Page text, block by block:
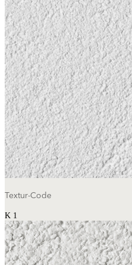
Textur-Code
K 1